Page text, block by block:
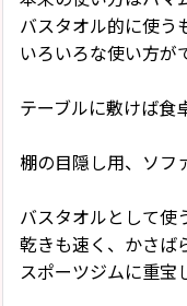
バスタオル的に使う
いろいろな使い方が
テーブルに敷けば食
棚の目隠し用、ソフ
バスタオルとして使
乾きも速く、かさば
スポーツジムに重宝